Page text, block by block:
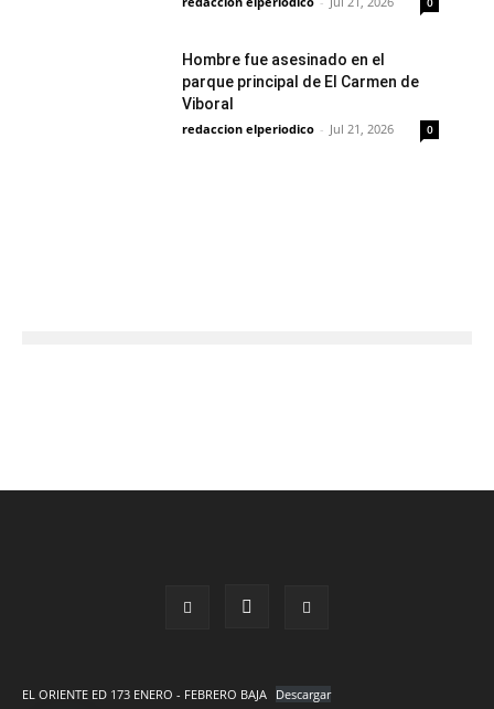
Hombre fue asesinado en el
parque principal de El Carmen de
Viboral
redaccion elperiodico - Jul 21, 2026 0
EL ORIENTE ED 173 ENERO - FEBRERO BAJA Descargar